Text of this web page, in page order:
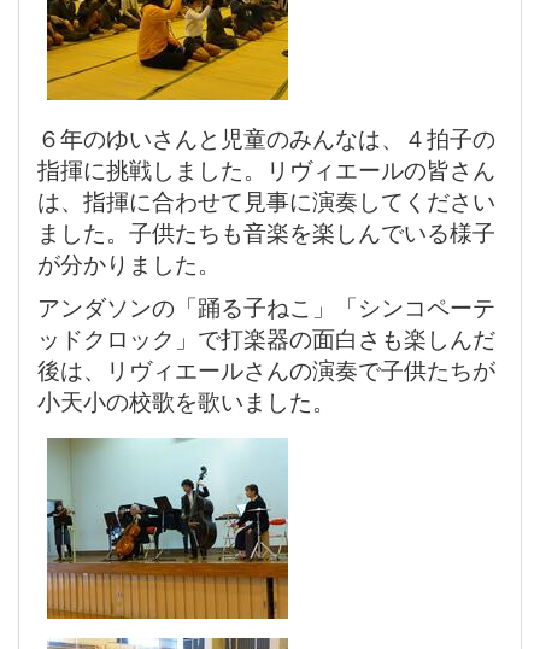
６年のゆいさんと児童のみんなは、４拍子の
指揮に挑戦しました。リヴィエールの皆さん
は、指揮に合わせて見事に演奏してください
ました。子供たちも音楽を楽しんでいる様子
が分かりました。
アンダソンの「踊る子ねこ」「シンコペーテ
ッドクロック」で打楽器の面白さも楽しんだ
後は、リヴィエールさんの演奏で子供たちが
小天小の校歌を歌いました。